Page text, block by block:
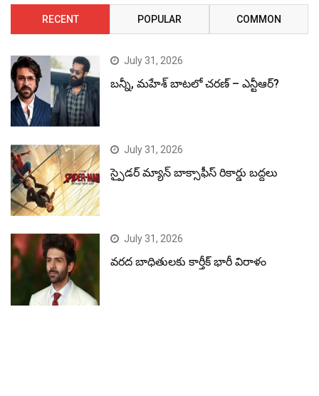
RECENT POPULAR COMMON
July 31, 2026
బన్నీ, మహేశ్ బాటలో చరణ్ – ఎన్టీఆర్?
July 31, 2026
స్పైడర్ మ్యాన్ బాక్సాఫీస్ రికార్డు బద్దలు
July 31, 2026
వరద బాధితులకు కార్తీక్ భారీ విరాళం